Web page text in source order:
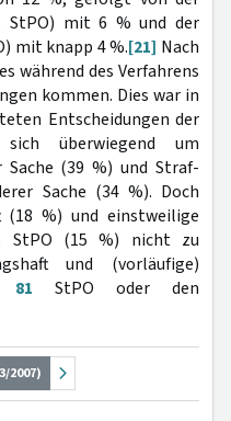
StPO) mit 6 % und der
mit knapp 4 %.[21] Nach
während des Verfahrens
kommen. Dies war in
Entscheidungen der
überwiegend um
Sache (39 %) und Straf-
Sache (34 %). Doch
(18 %) und einstweilige
StPO (15 %) nicht zu
und (vorläufige)
81 StPO oder den
2007)